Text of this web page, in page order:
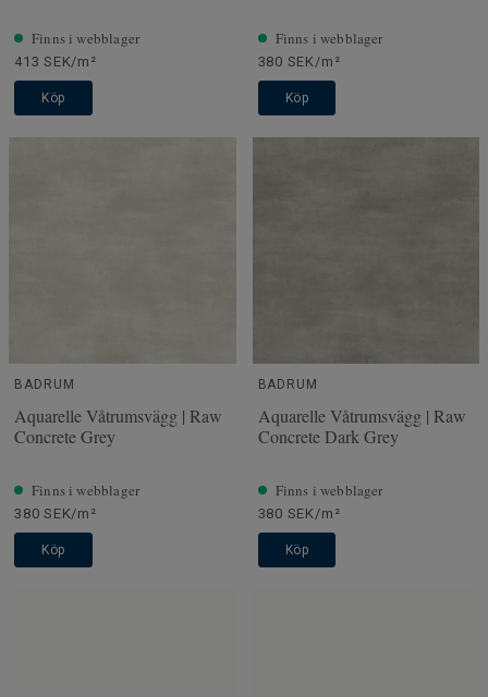
Finns i webblager
413 SEK/m²
Köp
Finns i webblager
380 SEK/m²
Köp
BADRUM
Aquarelle Våtrumsvägg | Raw
Concrete Grey
Finns i webblager
380 SEK/m²
Köp
BADRUM
Aquarelle Våtrumsvägg | Raw
Concrete Dark Grey
Finns i webblager
380 SEK/m²
Köp